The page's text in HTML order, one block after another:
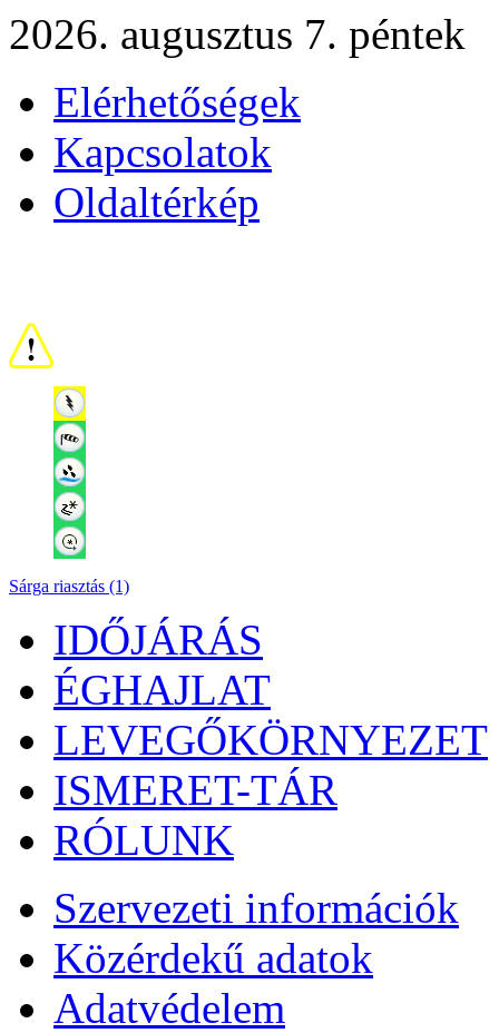
2026. augusztus 7. péntek
Elérhetőségek
Kapcsolatok
Oldaltérkép
Sárga riasztás (1)
IDŐJÁRÁS
ÉGHAJLAT
LEVEGŐKÖRNYEZET
ISMERET-TÁR
RÓLUNK
Szervezeti információk
Közérdekű adatok
Adatvédelem